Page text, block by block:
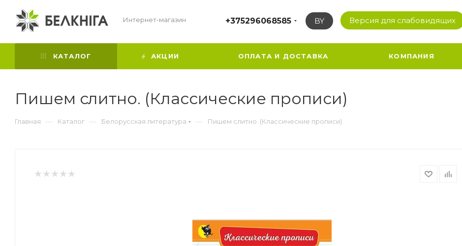
Интернет-магазин +375296068585 BY Версия для слабовидящих
КАТАЛОГ АКЦИИ ОПЛАТА И ДОСТАВКА КОМПАНИЯ
Пишем слитно. (Классические прописи)
Главная — Каталог — Белорусская литература — Пишем слитно. (Классические прописи)